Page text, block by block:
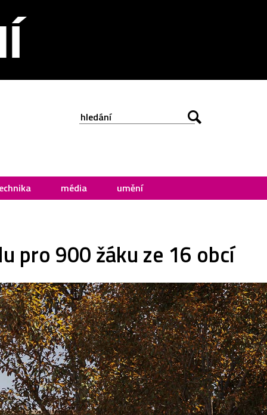
média umění
pro 900 žáku ze 16 obcí